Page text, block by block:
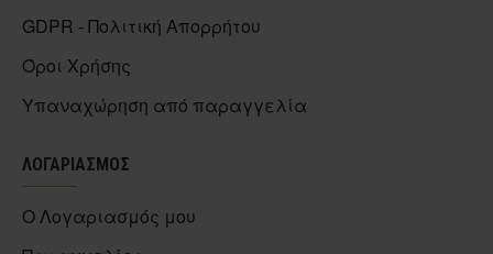
GDPR - Πολιτική Απορρήτου
Όροι Χρήσης
Υπαναχώρηση από παραγγελία
ΛΟΓΑΡΙΑΣΜΟΣ
Ο Λογαριασμός μου